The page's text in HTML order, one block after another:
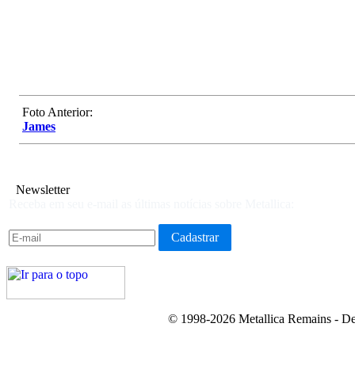
Foto Anterior:
James
Newsletter
© 1998-2026 Metallica Remains -